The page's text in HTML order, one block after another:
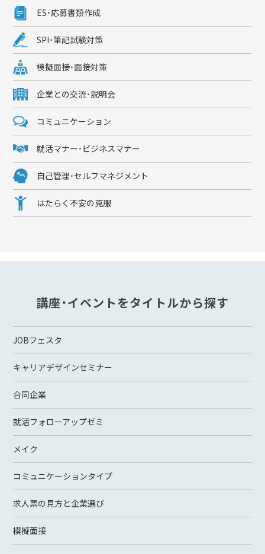
ES・応募書類作成
SPI・筆記試験対策
模擬面接・面接対策
企業との交流・説明会
コミュニケーション
就活マナー・ビジネスマナー
自己管理・セルフマネジメント
はたらく不安の克服
講座・イベントをタイトルから探す
JOBフェスタ
キャリアデザインセミナー
合同企業
就活フォローアップゼミ
メイク
コミュニケーションタイプ
求人票の見方と企業選び
模擬面接